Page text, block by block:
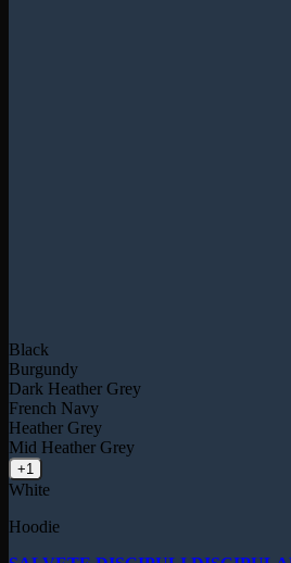
Black
Burgundy
Dark Heather Grey
French Navy
Heather Grey
Mid Heather Grey
+1
White
Hoodie